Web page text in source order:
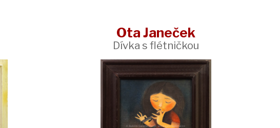
Ota Janeček
Dívka s flétničkou